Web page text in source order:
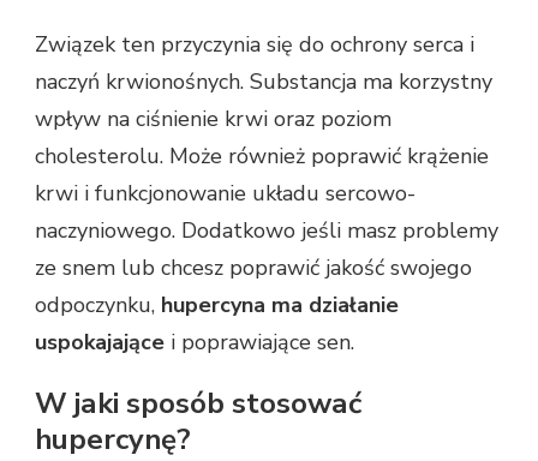
Związek ten przyczynia się do ochrony serca i
naczyń krwionośnych. Substancja ma korzystny
wpływ na ciśnienie krwi oraz poziom
cholesterolu. Może również poprawić krążenie
krwi i funkcjonowanie układu sercowo-
naczyniowego. Dodatkowo jeśli masz problemy
ze snem lub chcesz poprawić jakość swojego
odpoczynku, hupercyna ma działanie
uspokajające i poprawiające sen.
W jaki sposób stosować
hupercynę?